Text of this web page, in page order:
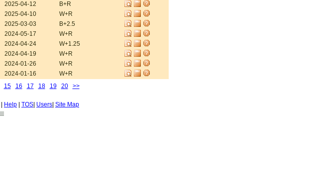
2025-04-12
B+R
2025-04-10
W+R
2025-03-03
B+2.5
2024-05-17
W+R
2024-04-24
W+1.25
2024-04-19
W+R
2024-01-26
W+R
2024-01-16
W+R
15 16 17 18 19 20 >>
| Help | TOS| Users| Site Map